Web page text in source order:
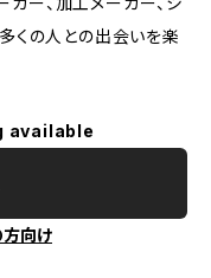
多くの人との出会いを楽
available
向け